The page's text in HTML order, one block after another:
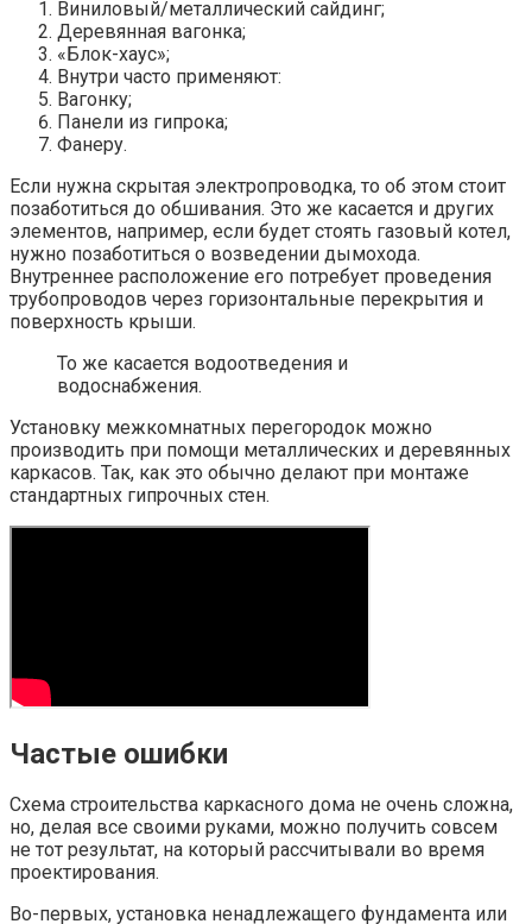
Виниловый/металлический сайдинг;
Деревянная вагонка;
«Блок-хаус»;
Внутри часто применяют:
Вагонку;
Панели из гипрока;
Фанеру.
Если нужна скрытая электропроводка, то об этом стоит
позаботиться до обшивания. Это же касается и других
элементов, например, если будет стоять газовый котел,
нужно позаботиться о возведении дымохода.
Внутреннее расположение его потребует проведения
трубопроводов через горизонтальные перекрытия и
поверхность крыши.
То же касается водоотведения и
водоснабжения.
Установку межкомнатных перегородок можно
производить при помощи металлических и деревянных
каркасов. Так, как это обычно делают при монтаже
стандартных гипрочных стен.
Частые ошибки
Схема строительства каркасного дома не очень сложна,
но, делая все своими руками, можно получить совсем
не тот результат, на который рассчитывали во время
проектирования.
Во-первых, установка ненадлежащего фундамента или